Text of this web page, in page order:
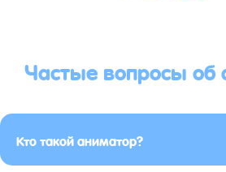
Частые вопросы
Кто такой аниматор?